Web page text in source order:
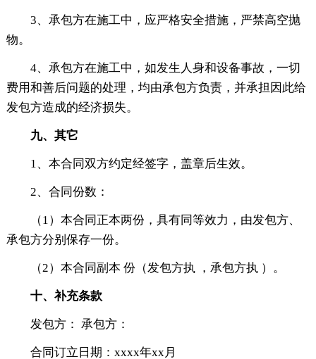
3、承包方在施工中，应严格安全措施，严禁高空抛
物。
4、承包方在施工中，如发生人身和设备事故，一切
费用和善后问题的处理，均由承包方负责，并承担因此给
发包方造成的经济损失。
九、其它
1、本合同双方约定经签字，盖章后生效。
2、合同份数：
（1）本合同正本两份，具有同等效力，由发包方、
承包方分别保存一份。
（2）本合同副本 份（发包方执 ，承包方执 ）。
十、补充条款
发包方： 承包方：
合同订立日期：xxxx年xx月